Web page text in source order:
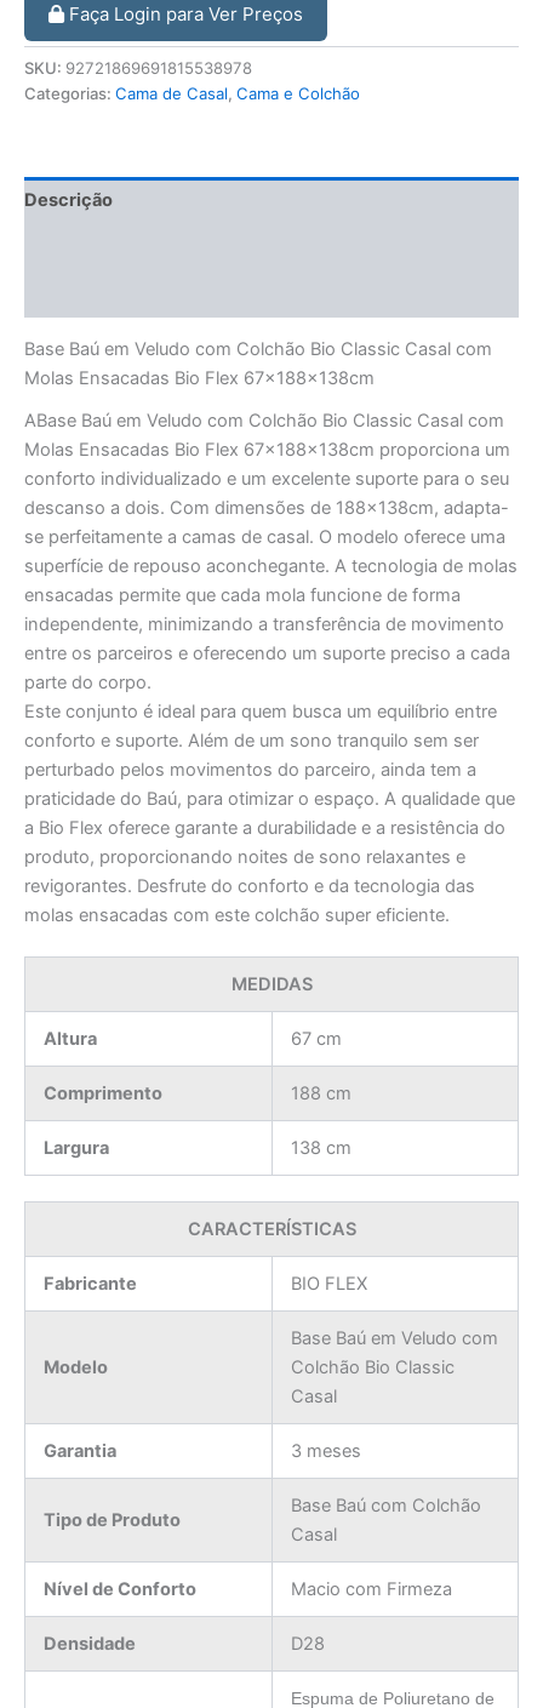
Faça Login para Ver Preços
SKU: 92721869691815538978
Categorias: Cama de Casal, Cama e Colchão
Descrição
Base Baú em Veludo com Colchão Bio Classic Casal com
Molas Ensacadas Bio Flex 67x188x138cm
ABase Baú em Veludo com Colchão Bio Classic Casal com
Molas Ensacadas Bio Flex 67x188x138cm proporciona um
conforto individualizado e um excelente suporte para o seu
descanso a dois. Com dimensões de 188x138cm, adapta-
se perfeitamente a camas de casal. O modelo oferece uma
superfície de repouso aconchegante. A tecnologia de molas
ensacadas permite que cada mola funcione de forma
independente, minimizando a transferência de movimento
entre os parceiros e oferecendo um suporte preciso a cada
parte do corpo.
Este conjunto é ideal para quem busca um equilíbrio entre
conforto e suporte. Além de um sono tranquilo sem ser
perturbado pelos movimentos do parceiro, ainda tem a
praticidade do Baú, para otimizar o espaço. A qualidade que
a Bio Flex oferece garante a durabilidade e a resistência do
produto, proporcionando noites de sono relaxantes e
revigorantes. Desfrute do conforto e da tecnologia das
molas ensacadas com este colchão super eficiente.
MEDIDAS
Altura 67 cm
Comprimento 188 cm
Largura 138 cm
CARACTERÍSTICAS
Fabricante BIO FLEX
Modelo
Base Baú em Veludo com
Colchão Bio Classic
Casal
Garantia 3 meses
Tipo de Produto
Base Baú com Colchão
Casal
Nível de Conforto Macio com Firmeza
Densidade D28
Espuma de Poliuretano de